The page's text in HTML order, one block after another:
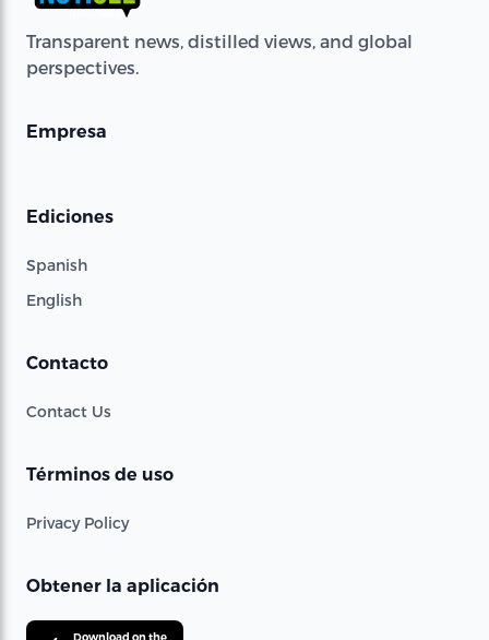
Transparent news, distilled views, and global
perspectives.
Empresa
Ediciones
Spanish
English
Contacto
Contact Us
Términos de uso
Privacy Policy
Obtener la aplicación